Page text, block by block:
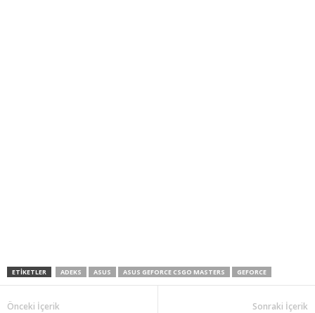
ETIKETLER ADEKS ASUS ASUS GEFORCE CSGO MASTERS GEFORCE
Önceki İçerik Sonraki İçerik